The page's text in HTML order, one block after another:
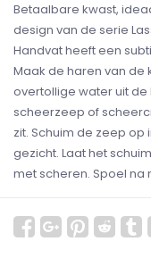
Betaalbare kwast,
design van de serie
Handvat heeft een
Maak de haren van de
overtollige water uit de
scheerzeep of
zit. Schuim de zeep
gezicht. Laat het
met scheren. Spoel na